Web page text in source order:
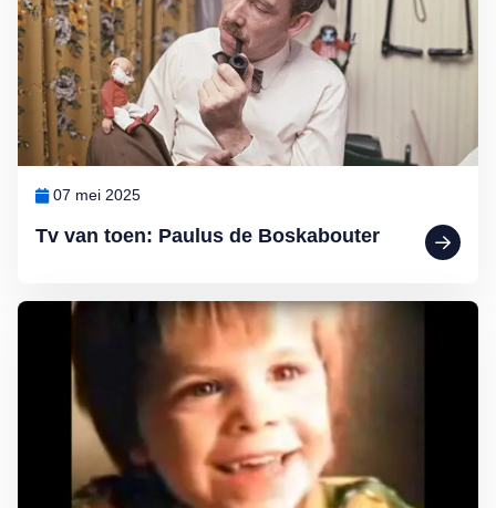
Tv van toen: Paulus de Boskabouter
07 mei 2025
Lees meer over Iconische tv-reclames in de jaren 80